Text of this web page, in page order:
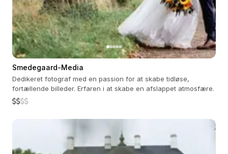
Smedegaard-Media
Dedikeret fotograf med en passion for at skabe tidløse,
fortællende billeder. Erfaren i at skabe en afslappet atmosfære.